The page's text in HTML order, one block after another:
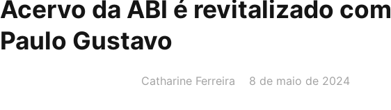
Acervo da ABI é revitalizado
Paulo Gustavo
AUTOR(A):
Catharine Ferreira DATA:
8 de maio de 2024